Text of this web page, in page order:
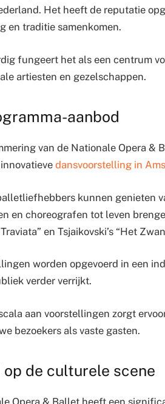
Het heeft de reputatie
en traditie samenkomen.
fungeert het als een centrum
artiesten en gezelschappen.
aanbod
van de Nationale Opera &
innovatieve dansvoorstelling in
kunnen genieten
en choreografen tot leven
Traviata” en Tsjaikovski’s “Het
worden opgevoerd in een
verder verrijkt.
aan voorstellingen zorgt
bezoekers als vaste gasten.
op de culturele scene